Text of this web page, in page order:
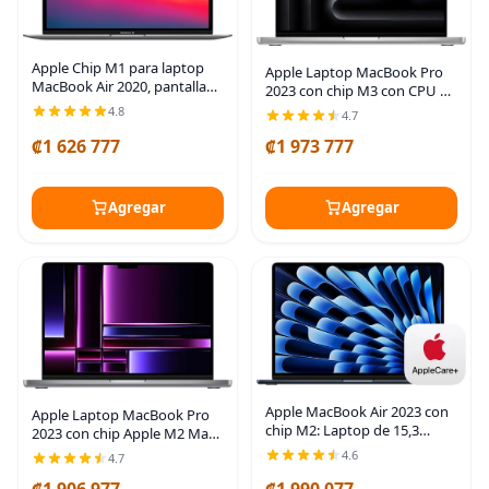
Apple Chip M1 para laptop
MacBook Air 2020, pantalla
Retina de 13 pulgadas, 8 GB
de RAM, almacenamiento
SSD de 512 GB, teclado
retroiluminado,
4.8
₡1 626 777
Agregar
Apple Laptop MacBook Pro
2023 con chip M3 con CPU de
8 núcleos, GPU de 10 núcleos:
Construida para Apple
Intelligence, pantalla Liquid
4.7
₡1 973 777
Agregar
Apple Laptop MacBook Pro
2023 con chip Apple M2 Max
con CPU de 12 núcleos y GPU
de 30 núcleos: pantalla Liquid
4.7
Apple MacBook Air 2023 con
chip M2: Laptop de 15,3
pulgadas con pantalla Liquid
Retina, 8 GB de Memoria
4.6